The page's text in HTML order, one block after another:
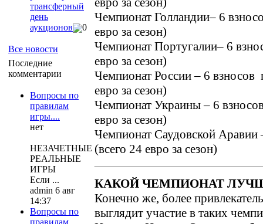
трансферный
день
аукционов
0
Все новости
Последние
комментарии
Вопросы по
правилам
игры....
нет
НЕЗАЧЕТНЫЕ
РЕАЛЬНЫЕ
ИГРЫ
Если ...
admin 6 авг
14:37
Вопросы по
правилам
Чемпионат Голландии– 6
евро за сезон)
Чемпионат Португалии– 6
евро за сезон)
Чемпионат России – 6 взносов
евро за сезон)
Чемпионат Украины – 6
евро за сезон)
Чемпионат Саудовской Аравии
(всего 24 евро за сезон)
КАКОЙ ЧЕМПИОНАТ
Конечно же, более
выглядит участие в таких